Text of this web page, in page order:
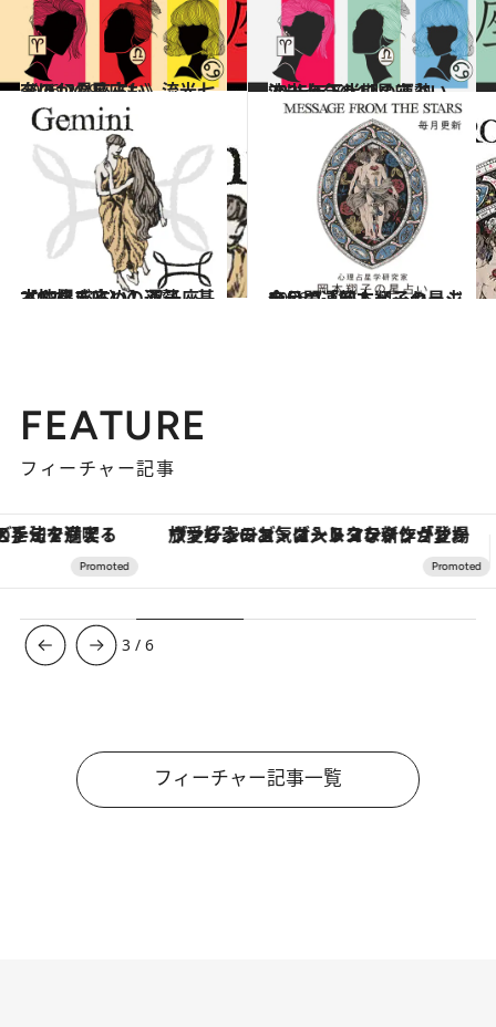
2026.7.29
《ほかの星座も》流光七奈の12星座占い
占い 2025.6.29
流光七奈の12星座占い 2025年下半期の運勢
占い
2021.12.1
【12星座占い】双子座（ふたご座）の運勢、基本性格まとめ
占い 2026.7.31
今月の運勢＆メッセージを公開「岡本翔子の星占い」
占い
FEATURE
フィーチャー記事
ヴァシュロン・コンスタンタン「オーヴァーシーズ・オートマティック」。旅愛好家のお気に入りコレクションから、ジェンダーレスな新作が登場
3 /6
フィーチャー記事一覧